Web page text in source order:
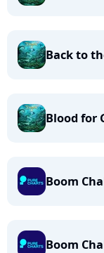
Back to
Blood for
Boom
Boom